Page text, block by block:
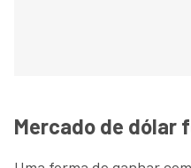
Mercado de dólar